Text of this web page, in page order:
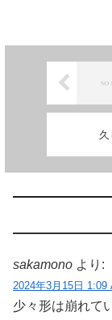
sakamono より:
2024年3月15日 1:09
少々形は崩れて